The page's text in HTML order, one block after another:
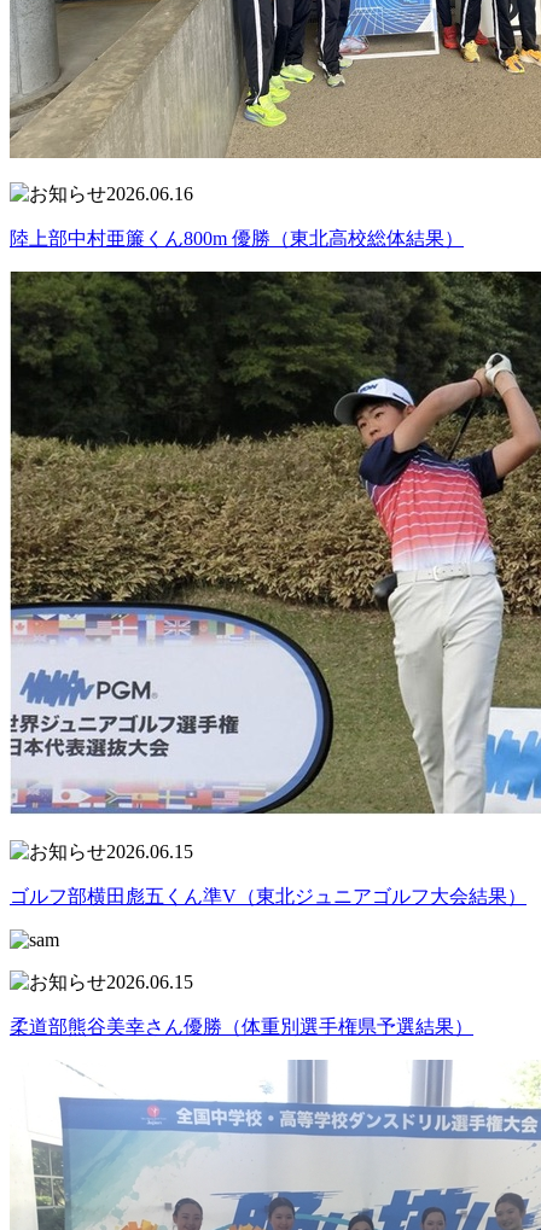
2026.06.16
陸上部中村亜簾くん800m 優勝（東北高校総体結果）
2026.06.15
ゴルフ部横田彪五くん準V（東北ジュニアゴルフ大会結果）
2026.06.15
柔道部熊谷美幸さん優勝（体重別選手権県予選結果）